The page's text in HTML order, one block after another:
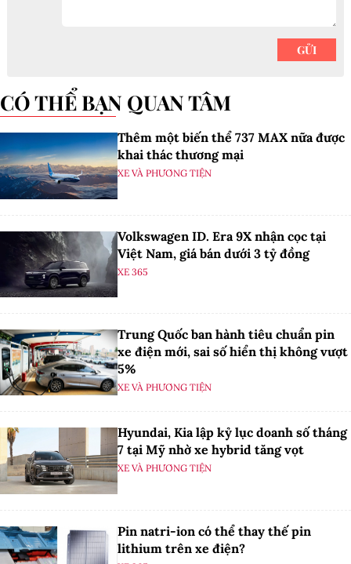
CÓ THỂ BẠN QUAN TÂM
Thêm một biến thể 737 MAX nữa được
khai thác thương mại
XE VÀ PHƯƠNG TIỆN
Volkswagen ID. Era 9X nhận cọc tại
Việt Nam, giá bán dưới 3 tỷ đồng
XE 365
Trung Quốc ban hành tiêu chuẩn pin
xe điện mới, sai số hiển thị không vượt
5%
XE VÀ PHƯƠNG TIỆN
Hyundai, Kia lập kỷ lục doanh số tháng
7 tại Mỹ nhờ xe hybrid tăng vọt
XE VÀ PHƯƠNG TIỆN
Pin natri-ion có thể thay thế pin
lithium trên xe điện?